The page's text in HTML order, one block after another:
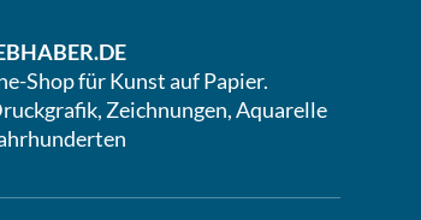
Shop für Kunst auf Papier.
Zeichnungen, Aquarelle